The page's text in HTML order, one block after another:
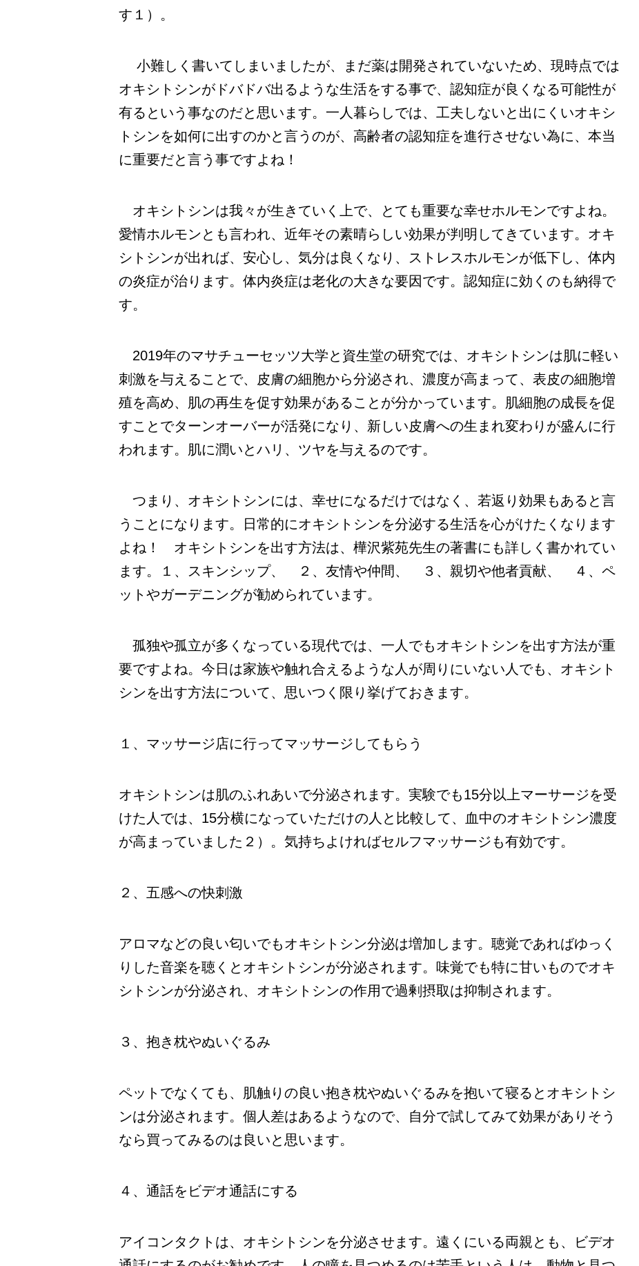
す１）。
小難しく書いてしまいましたが、まだ薬は開発されていないため、現時点では
オキシトシンがドバドバ出るような生活をする事で、認知症が良くなる可能性が
有るという事なのだと思います。一人暮らしでは、工夫しないと出にくいオキシ
トシンを如何に出すのかと言うのが、高齢者の認知症を進行させない為に、本当
に重要だと言う事ですよね！
オキシトシンは我々が生きていく上で、とても重要な幸せホルモンですよね。
愛情ホルモンとも言われ、近年その素晴らしい効果が判明してきています。オキ
シトシンが出れば、安心し、気分は良くなり、ストレスホルモンが低下し、体内
の炎症が治ります。体内炎症は老化の大きな要因です。認知症に効くのも納得で
す。
2019年のマサチューセッツ大学と資生堂の研究では、オキシトシンは肌に軽い
刺激を与えることで、皮膚の細胞から分泌され、濃度が高まって、表皮の細胞増
殖を高め、肌の再生を促す効果があることが分かっています。肌細胞の成長を促
すことでターンオーバーが活発になり、新しい皮膚への生まれ変わりが盛んに行
われます。肌に潤いとハリ、ツヤを与えるのです。
つまり、オキシトシンには、幸せになるだけではなく、若返り効果もあると言
うことになります。日常的にオキシトシンを分泌する生活を心がけたくなります
よね！ オキシトシンを出す方法は、樺沢紫苑先生の著書にも詳しく書かれてい
ます。１、スキンシップ、 ２、友情や仲間、 ３、親切や他者貢献、 ４、ペ
ットやガーデニングが勧められています。
孤独や孤立が多くなっている現代では、一人でもオキシトシンを出す方法が重
要ですよね。今日は家族や触れ合えるような人が周りにいない人でも、オキシト
シンを出す方法について、思いつく限り挙げておきます。
１、マッサージ店に行ってマッサージしてもらう
オキシトシンは肌のふれあいで分泌されます。実験でも15分以上マーサージを受
けた人では、15分横になっていただけの人と比較して、血中のオキシトシン濃度
が高まっていました２）。気持ちよければセルフマッサージも有効です。
２、五感への快刺激
アロマなどの良い匂いでもオキシトシン分泌は増加します。聴覚であればゆっく
りした音楽を聴くとオキシトシンが分泌されます。味覚でも特に甘いものでオキ
シトシンが分泌され、オキシトシンの作用で過剰摂取は抑制されます。
３、抱き枕やぬいぐるみ
ペットでなくても、肌触りの良い抱き枕やぬいぐるみを抱いて寝るとオキシトシ
ンは分泌されます。個人差はあるようなので、自分で試してみて効果がありそう
なら買ってみるのは良いと思います。
４、通話をビデオ通話にする
アイコンタクトは、オキシトシンを分泌させます。遠くにいる両親とも、ビデオ